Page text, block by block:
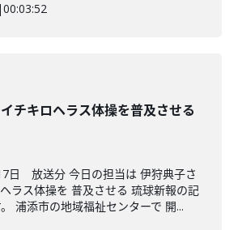
|00:03:52
イチキロヘラス体操を普及させる
日 放送分 今日の担当は 伊狩典子さ
ラス体操を 普及させる 琉球新報の記
浦添市の地域福祉センターで 開...